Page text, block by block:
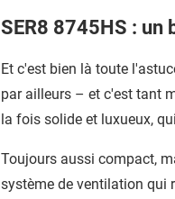
SER8 8745HS : un
Et c'est bien là toute
par ailleurs – et c'est tant
la fois solide et luxueux,
Toujours aussi compact,
système de ventilation qui